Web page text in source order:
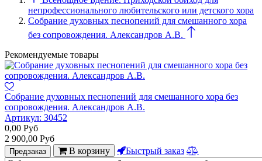
непрофессионального любительского или детского хора
Собрание духовных песнопений для смешанного хора
без сопровождения. Александров А.В.
Рекомендуемые товары
Собрание духовных песнопений для смешанного хора без
сопровождения. Александров А.В.
Артикул: 30452
0,00 Руб
2 900,00 Руб
Предзаказ В корзину Быстрый заказ